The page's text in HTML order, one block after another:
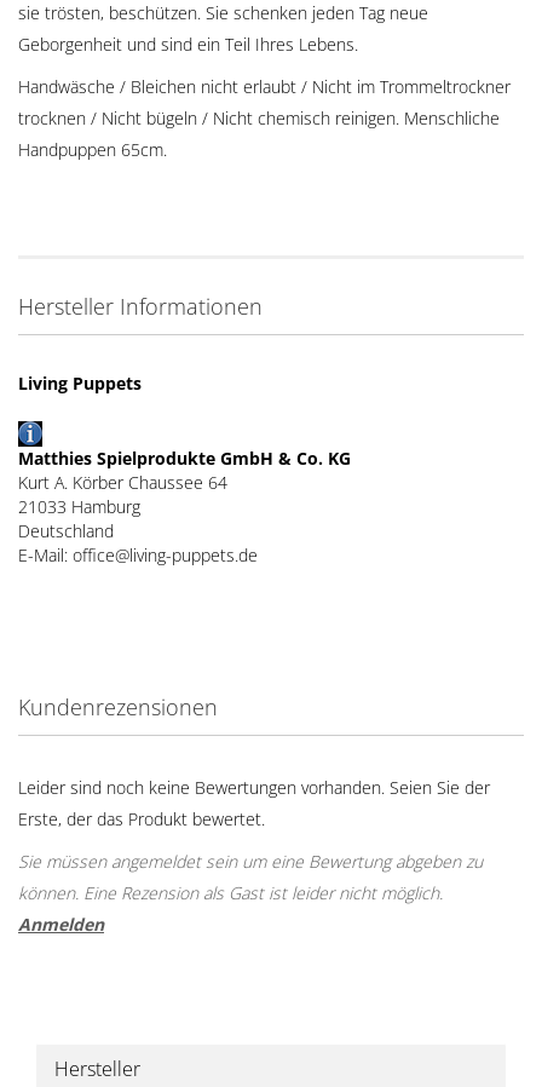
sie trösten, beschützen. Sie schenken jeden Tag neue
Geborgenheit und sind ein Teil Ihres Lebens.
Handwäsche / Bleichen nicht erlaubt / Nicht im Trommeltrockner
trocknen / Nicht bügeln / Nicht chemisch reinigen. Menschliche
Handpuppen 65cm.
Hersteller Informationen
Living Puppets
Matthies Spielprodukte GmbH & Co. KG
Kurt A. Körber Chaussee 64
21033 Hamburg
Deutschland
E-Mail: office@living-puppets.de
Kundenrezensionen
Leider sind noch keine Bewertungen vorhanden. Seien Sie der
Erste, der das Produkt bewertet.
Sie müssen angemeldet sein um eine Bewertung abgeben zu
können. Eine Rezension als Gast ist leider nicht möglich.
Anmelden
Hersteller